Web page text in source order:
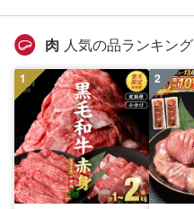
肉 人気の品ランキング
1 2